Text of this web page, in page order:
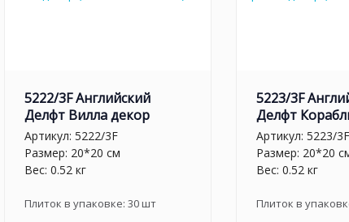
5222/3F Английский
Делфт Вилла декор
Артикул: 5222/3F
Размер: 20*20 см
Вес: 0.52 кг
Плиток в упаковке: 30шт
5223/3F
Делфт
Артикул: 5223/3F
Размер: 20*20
Вес: 0.52 кг
Плиток в